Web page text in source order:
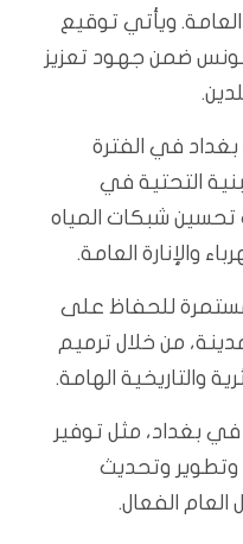
ويأتي توقيع
تونس ضمن جهود تعزيز
بغداد في الفترة
التحتية في
تحسين شبكات المياه
والإنارة العامة.
للحفاظ على
من خلال ترميم
والتاريخية الهامة.
بغداد، مثل توفير
وتطوير وتحديث
العام الفعال.